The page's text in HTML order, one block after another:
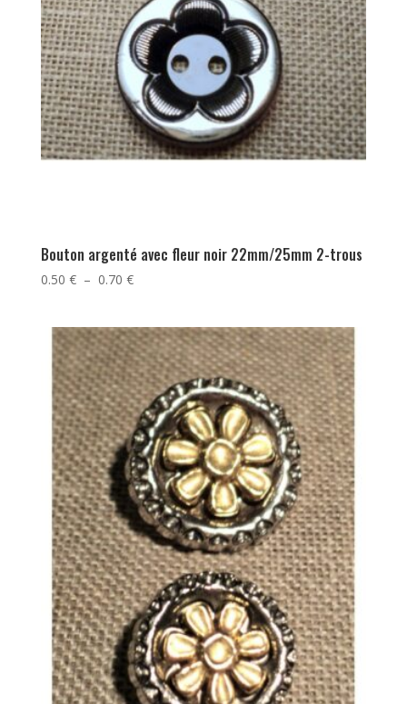
Bouton argenté avec fleur noir 22mm/25mm 2-trous
0.50 € – 0.70 €Plage
0.50 €
à
0.70 €